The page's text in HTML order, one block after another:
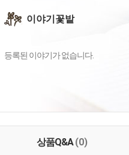
이야기꽃밭
등록된 이야기가 없습니다.
상품Q&A(0)